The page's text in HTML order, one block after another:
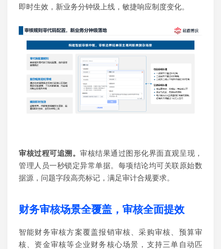
即时生效，新业务分钟级上线，敏捷响应制度变化。
审核过程可追溯。审核结果通过图形化界面直观呈现，
管理人员一秒锁定异常单据。每项结论均可关联原始数
据源，问题字段高亮标记，满足审计合规要求。
财务审核场景全覆盖 ，审核全面提效
智能财务审核方案覆盖报销审核、采购审核、预算审
核、资金审核等企业财务核心场景， 支持三单自动匹